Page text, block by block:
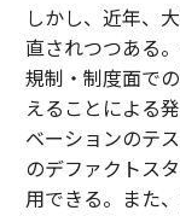
しかし、近年、
直されつつある
規制・制度面で
えることによる
ベーションのテ
のデファクトス
用できる。また